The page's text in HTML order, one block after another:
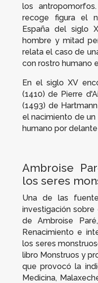
los
recoge figura el
España del siglo
hombre y mitad
relata el caso de
con rostro humano
En el siglo XV
(1410) de Pierre
(1493) de
el nacimiento de
humano por
Ambroise
los seres
Una de las
investigación
de Ambroise
Renacimiento e
los seres
libro Monstruos y
que provocó la
Medicina,